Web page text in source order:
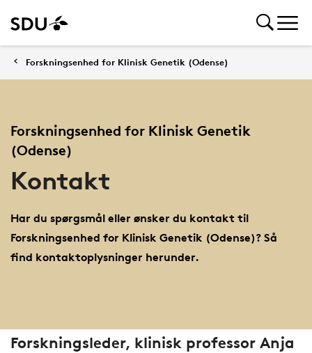
Forskningsenhed for Klinisk Genetik (Odense)
Forskningsenhed for Klinisk Genetik
(Odense)
Kontakt
Har du spørgsmål eller ønsker du kontakt til
Forskningsenhed for Klinisk Genetik (Odense)? Så
find kontaktoplysninger herunder.
Forskningsleder, klinisk professor Anja